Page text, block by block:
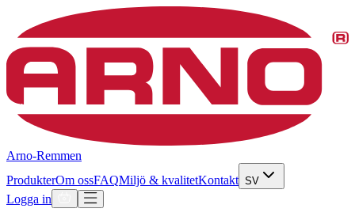
Arno-Remmen
ProdukterOm ossFAQMiljö & kvalitetKontakt SV
Logga in